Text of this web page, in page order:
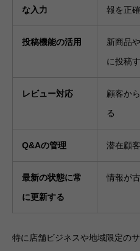
な入力
報を正
投稿機能の活用
新商品
に投稿
レビュー対応
顧客か
る
Q&Aの管理 潜在顧
最新の状態に常
に更新する
情報が
特に店舗ビジネスや地域限定の